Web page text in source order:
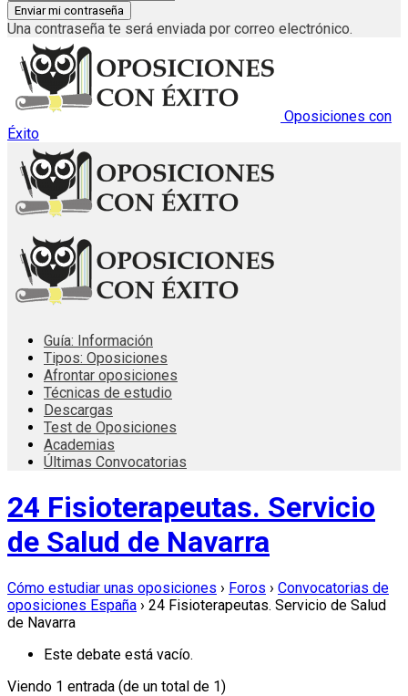
Una contraseña te será enviada por correo electrónico.
Oposiciones con
Éxito
Guía: Información
Tipos: Oposiciones
Afrontar oposiciones
Técnicas de estudio
Descargas
Test de Oposiciones
Academias
Últimas Convocatorias
24 Fisioterapeutas. Servicio
de Salud de Navarra
Cómo estudiar unas oposiciones › Foros › Convocatorias de
oposiciones España › 24 Fisioterapeutas. Servicio de Salud
de Navarra
Este debate está vacío.
Viendo 1 entrada (de un total de 1)